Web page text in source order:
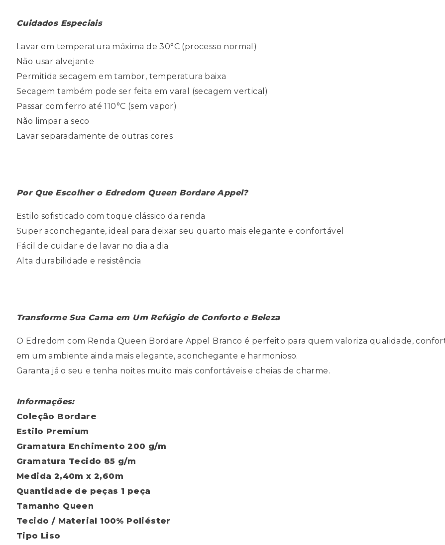
Cuidados Especiais
Lavar em temperatura máxima de 30°C (processo normal)
Não usar alvejante
Permitida secagem em tambor, temperatura baixa
Secagem também pode ser feita em varal (secagem vertical)
Passar com ferro até 110°C (sem vapor)
Não limpar a seco
Lavar separadamente de outras cores
Por Que Escolher o Edredom Queen Bordare Appel?
Estilo sofisticado com toque clássico da renda
Super aconchegante, ideal para deixar seu quarto mais elegante e confortável
Fácil de cuidar e de lavar no dia a dia
Alta durabilidade e resistência
Transforme Sua Cama em Um Refúgio de Conforto e Beleza
O Edredom com Renda Queen Bordare Appel Branco é perfeito para quem valoriza qualidade,
em um ambiente ainda mais elegante, aconchegante e harmonioso.
Garanta já o seu e tenha noites muito mais confortáveis e cheias de charme.
Informações:
Coleção Bordare
Estilo Premium
Gramatura Enchimento 200 g/m
Gramatura Tecido 85 g/m
Medida 2,40m x 2,60m
Quantidade de peças 1 peça
Tamanho Queen
Tecido / Material 100% Poliéster
Tipo Liso